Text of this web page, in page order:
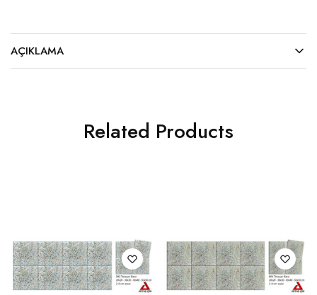
AÇIKLAMA
Related Products